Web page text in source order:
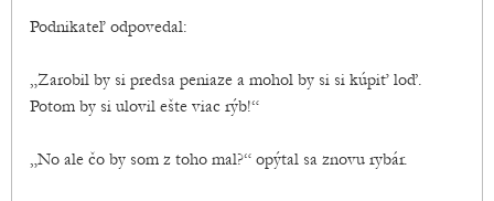
Podnikateľ odpovedal:
„Zarobil by si predsa peniaze a mohol by si si kúpiť loď.
Potom by si ulovil ešte viac rýb!“
„No ale čo by som z toho mal?“ opýtal sa znovu rybár.